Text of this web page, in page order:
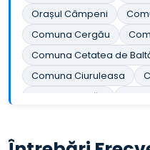
Orașul Câmpeni
Comuna Cergău
Comuna Cetatea de
Comuna Ciuruleasa
Comuna Cricău